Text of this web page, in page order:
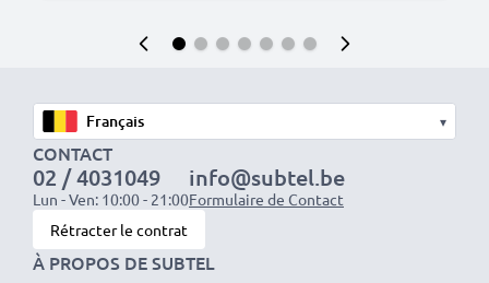
▾
CONTACT
02 / 4031049
Lun - Ven: 10:00 - 21:00
info@subtel.be
Formulaire de Contact
Rétracter le contrat
À PROPOS DE SUBTEL